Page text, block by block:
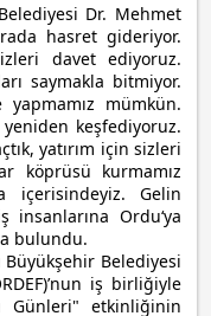
Dr. Mehmet
hasret gideriyor.
davet ediyoruz.
saymakla bitmiyor.
mümkün.
keşfediyoruz.
yatırım için sizleri
köprüsü kurmamız
içerisindeyiz. Gelin
insanlarına Ordu‘ya
bulundu.
Belediyesi
iş birliğiyle
Günleri" etkinliğinin